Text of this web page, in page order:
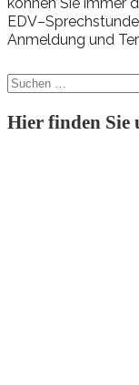
können Sie immer
EDV–Sprechstunde
Anmeldung und
Suchen
Hier finden Sie